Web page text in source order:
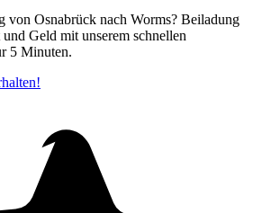
von Osnabrück nach Worms? Beiladung
Geld mit unserem schnellen
5 Minuten.